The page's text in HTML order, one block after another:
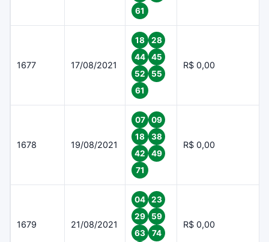
61
1677 17/08/2021
18
28
44
45
52
55
61
R$ 0,00
1678 19/08/2021
07
09
18
38
42
49
71
R$ 0,00
1679 21/08/2021
04
23
29
59
63
74
R$ 0,00